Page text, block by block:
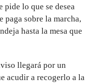
pide lo que se desea
paga sobre la marcha,
hasta la mesa que
llegará por un
acudir a recogerlo a la